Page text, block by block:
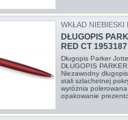
WKŁAD NIEBIESKI
DŁUGOPIS
RED CT 1953187
Długopis Parker
DŁUGOPIS
Niezawodny
stali szlachetnej
wyróżnia
opakowanie